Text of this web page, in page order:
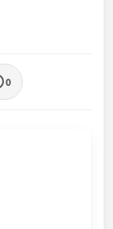
0